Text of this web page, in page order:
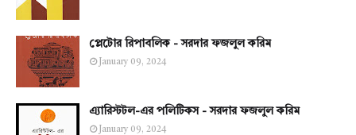
প্লেটোর রিপাবলিক - সরদার ফজলুল করিম
January 09, 2024
এ্যারিস্টটল-এর পলিটিকস - সরদার ফজলুল করিম
January 09, 2024